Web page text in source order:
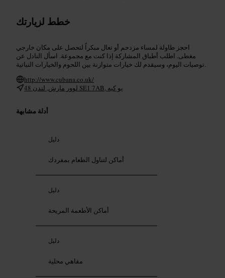
خطط لزيارتك
احجز طاولة لمساء مزدحم أو تعال مبكراً لتحصل على مكان خارجي
مغطى. اطلب أطباق المشاركة إذا كنت مع مجموعة. اسأل النادل عن
توصيات اليوم، وسيقدم لك خيارات متوازنة بين اللحوم والخيارات النباتية.
http://www.cubana.co.uk/
48 لوور مارش, لندن SE1 7AB, يو كيه
أدلة مشابهة
دليل
أماكن لتناول الطعام بمفردك
دليل
أماكن الأطعمة المريحة
دليل
مقاهي محلية